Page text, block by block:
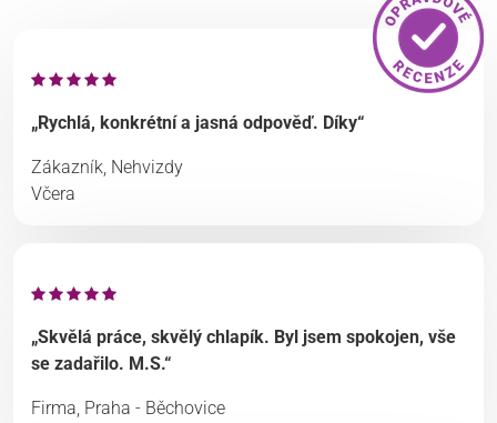
„Rychlá, konkrétní a jasná odpověď. Díky“
Zákazník, Nehvizdy
Včera
„Skvělá práce, skvělý chlapík. Byl jsem spokojen, vše
se zadařilo. M.S.“
Firma, Praha - Běchovice